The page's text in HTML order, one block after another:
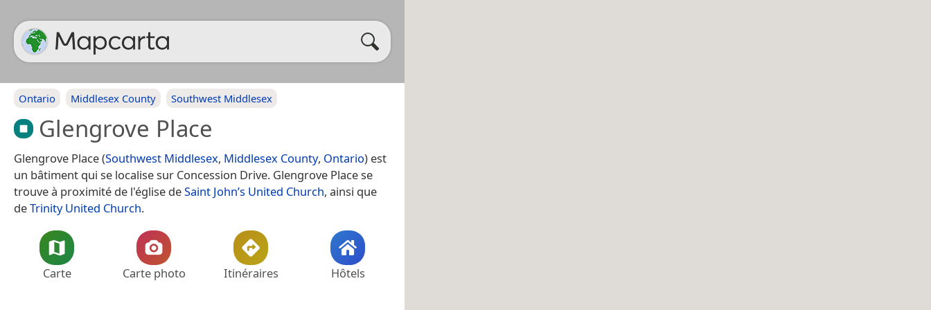
Ontario Middlesex County Southwest Middlesex
Glengrove Place
Glengrove Place (Southwest Middlesex, Middlesex County, Ontario) est
un bâtiment qui se localise sur Concession Drive. Glengrove Place se
trouve à proximité de l'église deSaint John’s United Church, ainsi que
deTrinity United Church.
Carte Carte photo Itinéraires Hôtels